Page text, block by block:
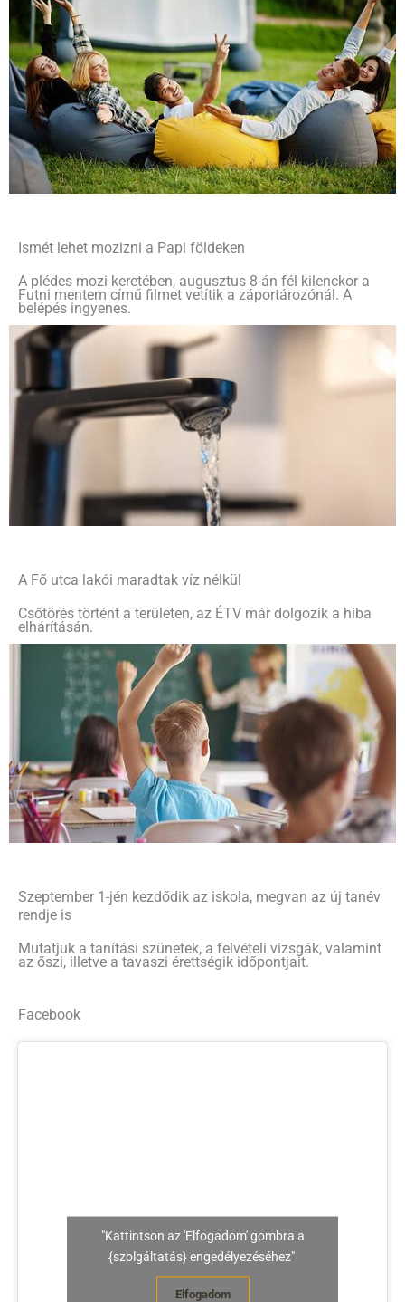
Ismét lehet mozizni a Papi földeken
A plédes mozi keretében, augusztus 8-án fél kilenckor a
Futni mentem című filmet vetítik a záportározónál. A
belépés ingyenes.
A Fő utca lakói maradtak víz nélkül
Csőtörés történt a területen, az ÉTV már dolgozik a hiba
elhárításán.
Szeptember 1-jén kezdődik az iskola, megvan az új tanév
rendje is
Mutatjuk a tanítási szünetek, a felvételi vizsgák, valamint
az őszi, illetve a tavaszi érettségik időpontjait.
Facebook
"Kattintson az 'Elfogadom' gombra a
{szolgáltatás} engedélyezéséhez"
Elfogadom